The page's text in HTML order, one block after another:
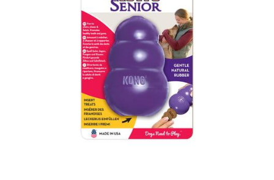
Tietosuojaseloste